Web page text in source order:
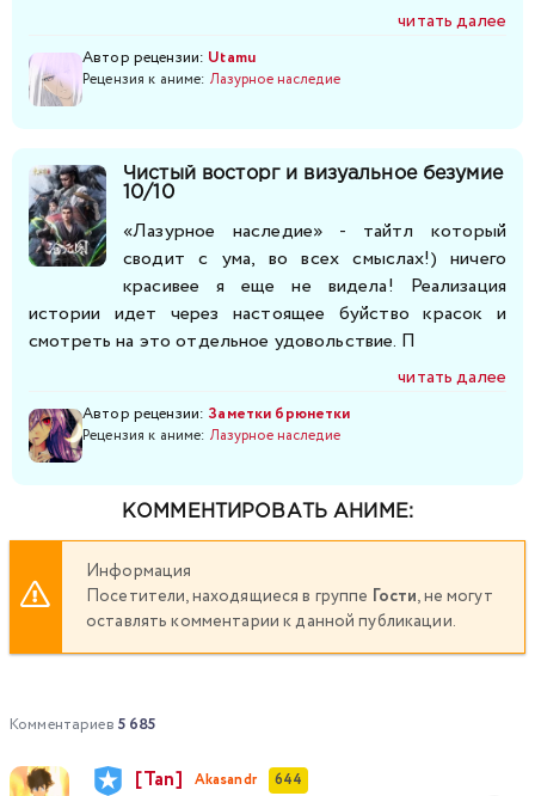
читать далее
Автор рецензии: Utamu
Рецензия к аниме: Лазурное наследие
Чистый восторг и визуальное безумие
10/10
«Лазурное наследие» - тайтл который
сводит с ума, во всех смыслах!) ничего
красивее я еще не видела! Реализация
истории идет через настоящее буйство красок и
смотреть на это отдельное удовольствие. П
читать далее
Автор рецензии: Заметки брюнетки
Рецензия к аниме: Лазурное наследие
КОММЕНТИРОВАТЬ АНИМЕ:
Информация
Посетители, находящиеся в группе Гости, не могут
оставлять комментарии к данной публикации.
Комментариев 5 685
[Tan] Akasandr 644